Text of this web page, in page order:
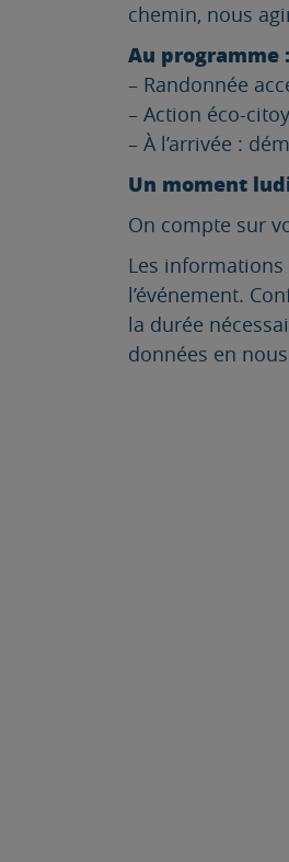
chemin, nous
Au programme :
– Randonnée
– Action éco-
– À l’arrivée :
Un moment
On compte sur
Les
l’événement.
la durée
données en